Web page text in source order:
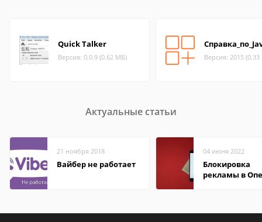
Quick Talker
Версия: 0.0.9 (0.62 МБ) Версия: 2015
Актуальные статьи
21 ноября 2018
Вайбер не работает
04 июня 2022
Блокировка
рекламы в